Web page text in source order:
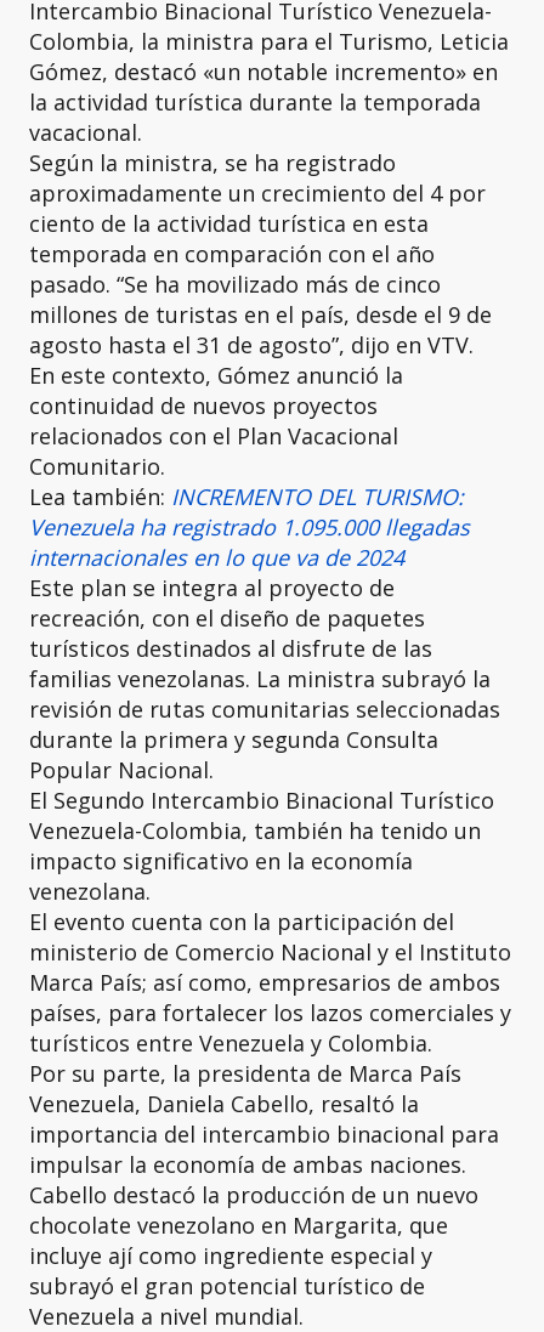
Intercambio Binacional Turístico Venezuela-
Colombia, la ministra para el Turismo, Leticia
Gómez, destacó «un notable incremento» en
la actividad turística durante la temporada
vacacional.
Según la ministra, se ha registrado
aproximadamente un crecimiento del 4 por
ciento de la actividad turística en esta
temporada en comparación con el año
pasado. “Se ha movilizado más de cinco
millones de turistas en el país, desde el 9 de
agosto hasta el 31 de agosto”, dijo en VTV.
En este contexto, Gómez anunció la
continuidad de nuevos proyectos
relacionados con el Plan Vacacional
Comunitario.
Lea también: INCREMENTO DEL TURISMO:
Venezuela ha registrado 1.095.000 llegadas
internacionales en lo que va de 2024
Este plan se integra al proyecto de
recreación, con el diseño de paquetes
turísticos destinados al disfrute de las
familias venezolanas. La ministra subrayó la
revisión de rutas comunitarias seleccionadas
durante la primera y segunda Consulta
Popular Nacional.
El Segundo Intercambio Binacional Turístico
Venezuela-Colombia, también ha tenido un
impacto significativo en la economía
venezolana.
El evento cuenta con la participación del
ministerio de Comercio Nacional y el Instituto
Marca País; así como, empresarios de ambos
países, para fortalecer los lazos comerciales y
turísticos entre Venezuela y Colombia.
Por su parte, la presidenta de Marca País
Venezuela, Daniela Cabello, resaltó la
importancia del intercambio binacional para
impulsar la economía de ambas naciones.
Cabello destacó la producción de un nuevo
chocolate venezolano en Margarita, que
incluye ají como ingrediente especial y
subrayó el gran potencial turístico de
Venezuela a nivel mundial.